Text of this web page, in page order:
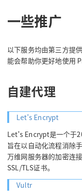
一些推广
以下服务均由第三方提
能会帮助你更好地使用
自建代理
Let's Encrypt
Let's Encrypt是一个于
旨在以自动化流程消除
万维网服务器的加密连
SSL/TLS证书。
Vultr